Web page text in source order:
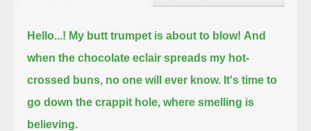
Hello...! My butt trumpet is about to blow! And
when the chocolate eclair spreads my hot-
crossed buns, no one will ever know. It's time to
go down the crappit hole, where smelling is
believing.